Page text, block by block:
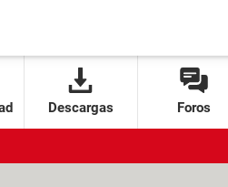
Descargas Foros